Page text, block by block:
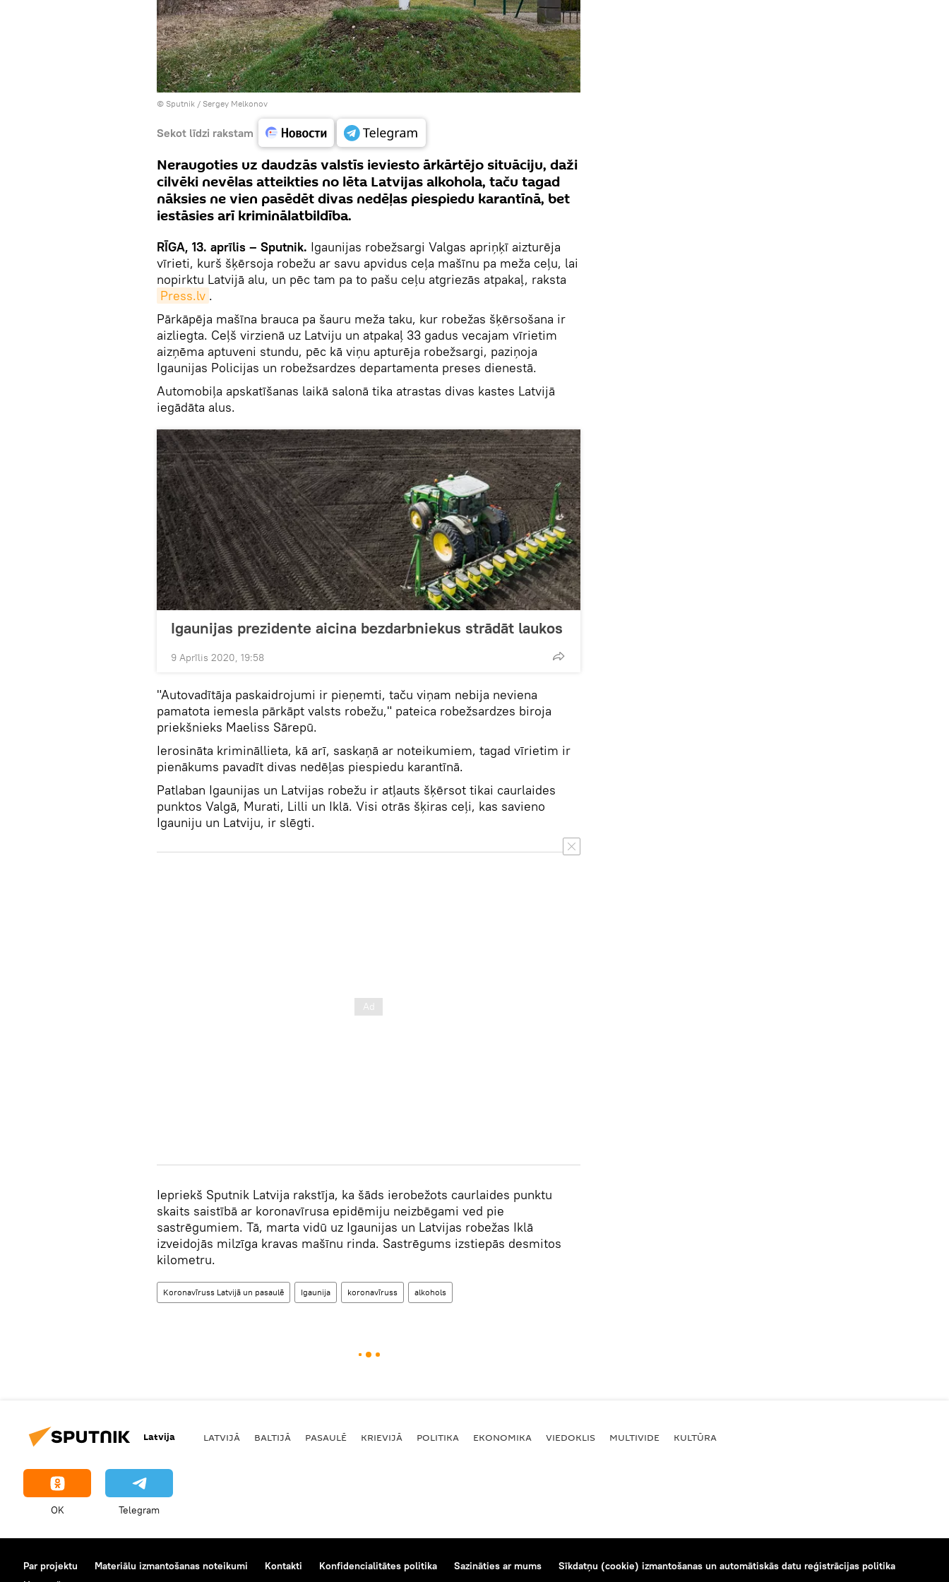
© Sputnik / Sergey Melkonov
Sekot līdzi rakstam
Neraugoties uz daudzās valstīs ieviesto ārkārtējo situāciju, daži
cilvēki nevēlas atteikties no lēta Latvijas alkohola, taču tagad
nāksies ne vien pasēdēt divas nedēļas piespiedu karantīnā, bet
iestāsies arī kriminālatbildība.
RĪGA, 13. aprīlis – Sputnik. Igaunijas robežsargi Valgas apriņķī aizturēja
vīrieti, kurš šķērsoja robežu ar savu apvidus ceļa mašīnu pa meža ceļu, lai
nopirktu Latvijā alu, un pēc tam pa to pašu ceļu atgriezās atpakaļ, raksta
Press.lv .
Pārkāpēja mašīna brauca pa šauru meža taku, kur robežas šķērsošana ir
aizliegta. Ceļš virzienā uz Latviju un atpakaļ 33 gadus vecajam vīrietim
aizņēma aptuveni stundu, pēc kā viņu apturēja robežsargi, paziņoja
Igaunijas Policijas un robežsardzes departamenta preses dienestā.
Automobiļa apskatīšanas laikā salonā tika atrastas divas kastes Latvijā
iegādāta alus.
Igaunijas prezidente aicina bezdarbniekus strādāt laukos
9 Aprīlis 2020, 19:58
"Autovadītāja paskaidrojumi ir pieņemti, taču viņam nebija neviena
pamatota iemesla pārkāpt valsts robežu," pateica robežsardzes biroja
priekšnieks Maeliss Sārepū.
Ierosināta krimināllieta, kā arī, saskaņā ar noteikumiem, tagad vīrietim ir
pienākums pavadīt divas nedēļas piespiedu karantīnā.
Patlaban Igaunijas un Latvijas robežu ir atļauts šķērsot tikai caurlaides
punktos Valgā, Murati, Lilli un Iklā. Visi otrās šķiras ceļi, kas savieno
Igauniju un Latviju, ir slēgti.
Iepriekš Sputnik Latvija rakstīja, ka šāds ierobežots caurlaides punktu
skaits saistībā ar koronavīrusa epidēmiju neizbēgami ved pie
sastrēgumiem. Tā, marta vidū uz Igaunijas un Latvijas robežas Iklā
izveidojās milzīga kravas mašīnu rinda. Sastrēgums izstiepās desmitos
kilometru.
Koronavīruss Latvijā un pasaulē Igaunija koronavīruss alkohols
Latvija LATVIJĀ BALTIJĀ PASAULĒ KRIEVIJĀ POLITIKA EKONOMIKA VIEDOKLIS MULTIVIDE KULTŪRA
OK Telegram
Par projektu Materiālu izmantošanas noteikumi Kontakti Konfidencialitātes politika Sazināties ar mums
Sīkdatņu (cookie) izmantošanas un automātiskās datu reģistrācijas politika